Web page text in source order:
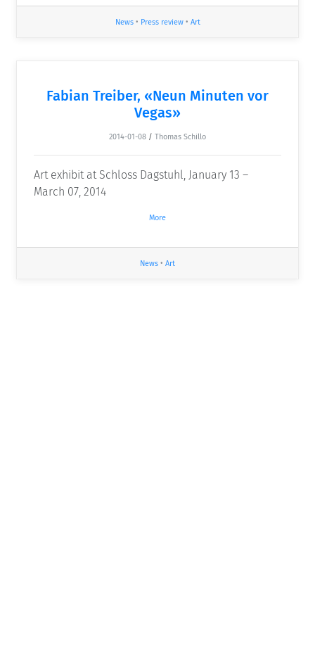
News• Press review• Art
Fabian Treiber, «Neun Minuten vor
Vegas»
2014-01-08 / Thomas Schillo
Art exhibit at Schloss Dagstuhl, January 13 –
March 07, 2014
More
News • Art